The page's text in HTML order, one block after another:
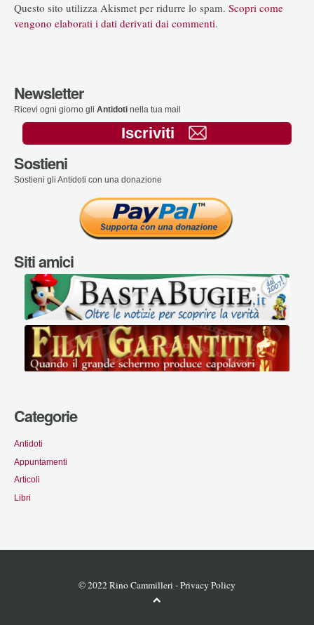
Questo sito utilizza Akismet per ridurre lo spam. Scopri come
vengono elaborati i dati derivati dai commenti.
Newsletter
Ricevi ogni giorno gli Antidoti nella tua mail
Iscriviti
Sostieni
Sostieni gli Antidoti con una donazione
Siti amici
Categorie
Antidoti
Appuntamenti
Articoli
Libri
© 2022 Rino Cammilleri -Privacy Policy